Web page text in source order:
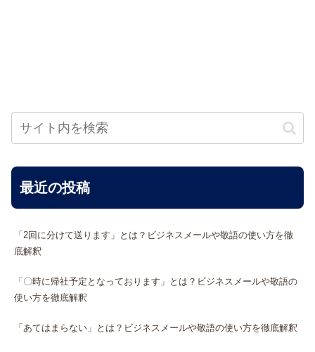
最近の投稿
「2回に分けて送ります」とは？ビジネスメールや敬語の使い方を徹
底解釈
「〇時に帰社予定となっております」とは？ビジネスメールや敬語の
使い方を徹底解釈
「あてはまらない」とは？ビジネスメールや敬語の使い方を徹底解釈